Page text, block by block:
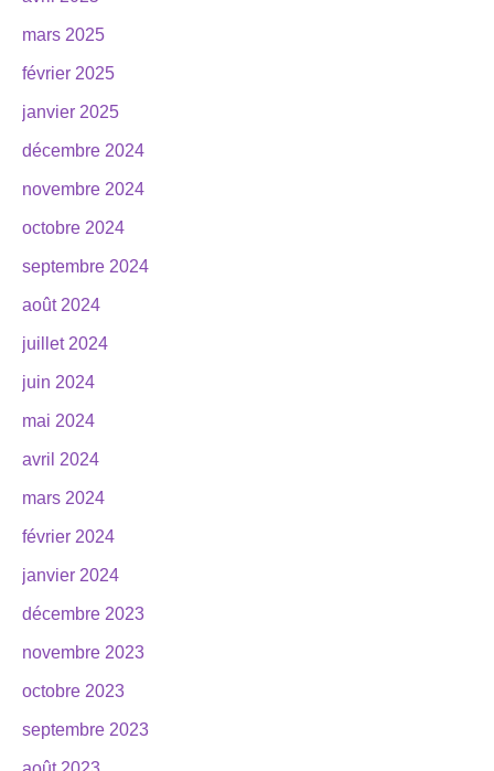
mars 2025
février 2025
janvier 2025
décembre 2024
novembre 2024
octobre 2024
septembre 2024
août 2024
juillet 2024
juin 2024
mai 2024
avril 2024
mars 2024
février 2024
janvier 2024
décembre 2023
novembre 2023
octobre 2023
septembre 2023